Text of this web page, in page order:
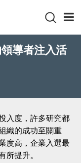
導者注入活
入度，許多研究都
織的成功至關重
度高，企業入選最
所提升。